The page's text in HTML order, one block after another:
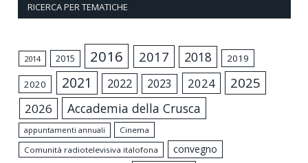
RICERCA PER TEMATICHE
2014 2015 2016 2017 2018 2019
2020 2021 2022 2023 2024 2025
2026 Accademia della Crusca
appuntamenti annuali
Cinema
Comunità radiotelevisiva italofona
convegno